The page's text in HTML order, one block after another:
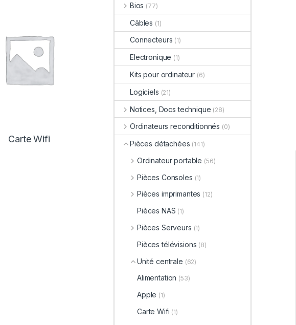
Carte Wifi
Bios (77)
Câbles (1)
Connecteurs (1)
Electronique (1)
Kits pour ordinateur (6)
Logiciels (21)
Notices, Docs technique (28)
Ordinateurs reconditionnés (0)
Pièces détachées (141)
Ordinateur portable (56)
Pièces Consoles (1)
Pièces imprimantes (12)
Pièces NAS (1)
Pièces Serveurs (1)
Pièces télévisions (8)
Unité centrale (62)
Alimentation (53)
Apple (1)
Carte Wifi (1)